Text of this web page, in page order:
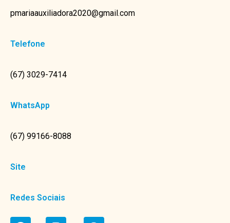
pmariaauxiliadora2020@gmail.com
Telefone
(67) 3029-7414
WhatsApp
(67) 99166-8088
Site
Redes Sociais